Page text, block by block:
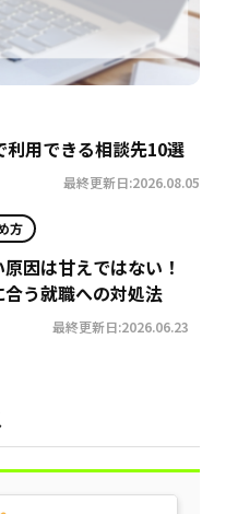
用できる相談先10選
最終更新日:2026.08.05
方
因は甘えではない！
う就職への対処法
最終更新日:2026.06.23